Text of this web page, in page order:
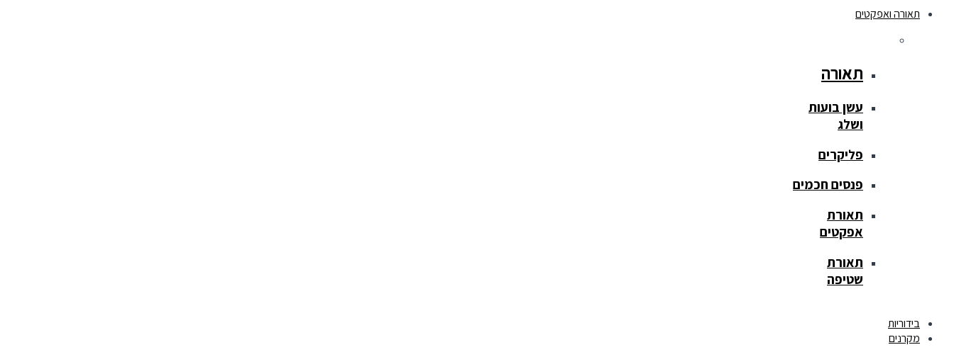
תאורה ואפקטים
תאורה
עשן בועות
ושלג
פליקרים
פנסים חכמים
תאורת
אפקטים
תאורת
שטיפה
בידוריות
מקרנים